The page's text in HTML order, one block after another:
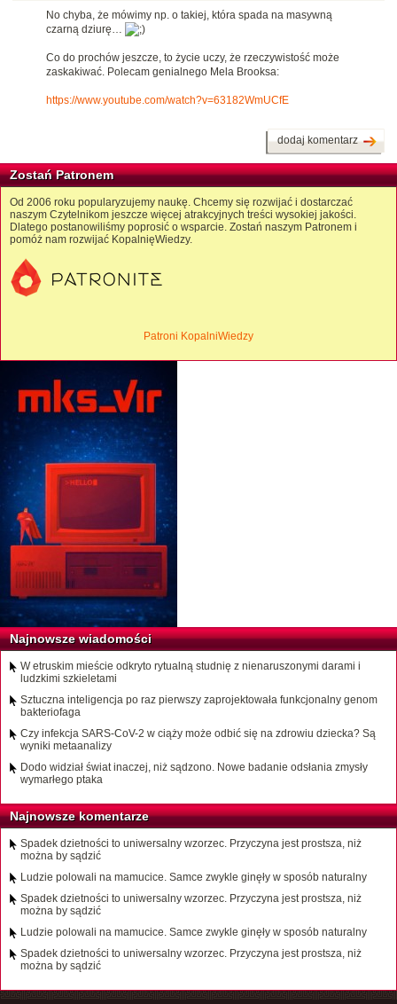
No chyba, że mówimy np. o takiej, która spada na masywną
czarną dziurę…
Co do prochów jeszcze, to życie uczy, że rzeczywistość może
zaskakiwać. Polecam genialnego Mela Brooksa:
https://www.youtube.com/watch?v=63182WmUCfE
dodaj komentarz
Zostań Patronem
Od 2006 roku popularyzujemy naukę. Chcemy się rozwijać i dostarczać
naszym Czytelnikom jeszcze więcej atrakcyjnych treści wysokiej jakości.
Dlatego postanowiliśmy poprosić o wsparcie. Zostań naszym Patronem i
pomóż nam rozwijać KopalnięWiedzy.
Patroni KopalniWiedzy
Najnowsze wiadomości
W etruskim mieście odkryto rytualną studnię z nienaruszonymi darami i
ludzkimi szkieletami
Sztuczna inteligencja po raz pierwszy zaprojektowała funkcjonalny genom
bakteriofaga
Czy infekcja SARS-CoV-2 w ciąży może odbić się na zdrowiu dziecka? Są
wyniki metaanalizy
Dodo widział świat inaczej, niż sądzono. Nowe badanie odsłania zmysły
wymarłego ptaka
Najnowsze komentarze
Spadek dzietności to uniwersalny wzorzec. Przyczyna jest prostsza, niż
można by sądzić
Ludzie polowali na mamucice. Samce zwykle ginęły w sposób naturalny
Spadek dzietności to uniwersalny wzorzec. Przyczyna jest prostsza, niż
można by sądzić
Ludzie polowali na mamucice. Samce zwykle ginęły w sposób naturalny
Spadek dzietności to uniwersalny wzorzec. Przyczyna jest prostsza, niż
można by sądzić